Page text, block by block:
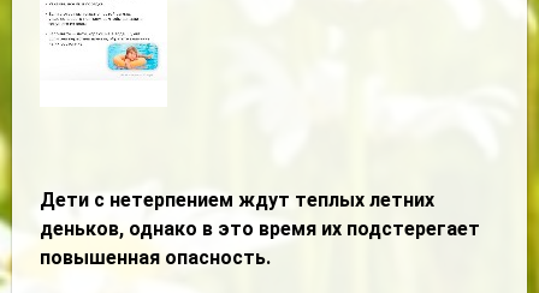
Дети с нетерпением ждут теплых летних
деньков, однако в это время их подстерегает
повышенная опасность.